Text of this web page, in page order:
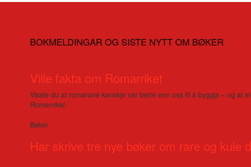
BOKMELDINGAR OG SISTE NYTT OM BØKER
Ville fakta om Romarriket
Visste du at romarane kanskje var betre enn oss til å byggja – og at
Romerriket.
Bøker
Har skrive tre nye bøker om rare og kule